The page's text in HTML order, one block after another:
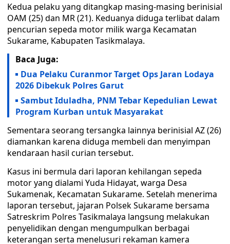
Kedua pelaku yang ditangkap masing-masing berinisial
OAM (25) dan MR (21). Keduanya diduga terlibat dalam
pencurian sepeda motor milik warga Kecamatan
Sukarame, Kabupaten Tasikmalaya.
Baca Juga:
Dua Pelaku Curanmor Target Ops Jaran Lodaya
2026 Dibekuk Polres Garut
Sambut Iduladha, PNM Tebar Kepedulian Lewat
Program Kurban untuk Masyarakat
Sementara seorang tersangka lainnya berinisial AZ (26)
diamankan karena diduga membeli dan menyimpan
kendaraan hasil curian tersebut.
Kasus ini bermula dari laporan kehilangan sepeda
motor yang dialami Yuda Hidayat, warga Desa
Sukamenak, Kecamatan Sukarame. Setelah menerima
laporan tersebut, jajaran Polsek Sukarame bersama
Satreskrim Polres Tasikmalaya langsung melakukan
penyelidikan dengan mengumpulkan berbagai
keterangan serta menelusuri rekaman kamera